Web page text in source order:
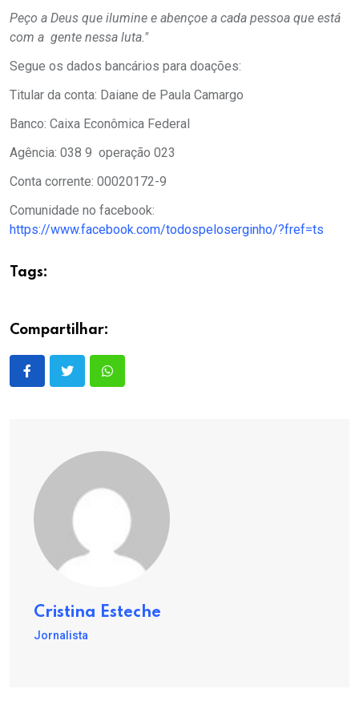
Peço a Deus que ilumine e abençoe a cada pessoa que está
com a gente nessa luta."
Segue os dados bancários para doações:
Titular da conta: Daiane de Paula Camargo
Banco: Caixa Econômica Federal
Agência: 038 9 operação 023
Conta corrente: 00020172-9
Comunidade no facebook:
https://www.facebook.com/todospeloserginho/?fref=ts
Tags:
Compartilhar:
Cristina Esteche
Jornalista